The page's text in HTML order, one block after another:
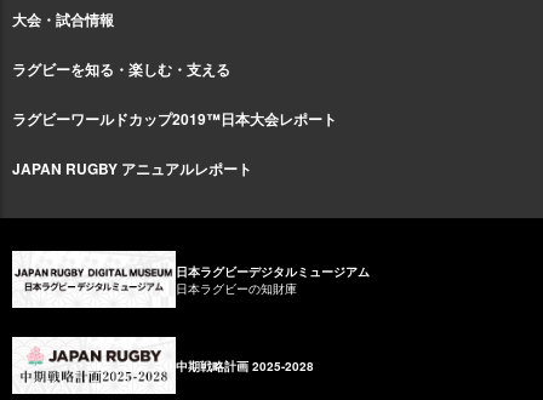
大会・試合情報
ラグビーを知る・楽しむ・支える
ラグビーワールドカップ2019™日本大会レポート
JAPAN RUGBY アニュアルレポート
日本ラグビーデジタルミュージアム
日本ラグビーの知財庫
中期戦略計画 2025-2028